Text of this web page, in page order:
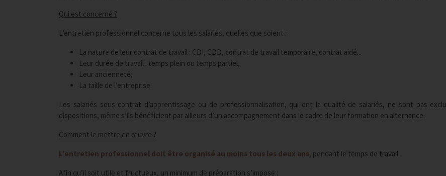
Qui est concerné ?
L’entretien professionnel concerne tous les salariés, quelles que soient :
La nature de leur contrat de travail : CDI, CDD, contrat de travail temporaire, contrat aidé...
Leur durée de travail : temps plein ou temps partiel,
Leur ancienneté,
La taille de l’entreprise.
Les salariés sous contrat d’apprentissage ou de professionnalisation, qui ont la qualité de salariés, ne sont pas
dispositions, même s’ils bénéficient par ailleurs d’un accompagnement dans le cadre de leur formation en alternance.
Comment le mettre en œuvre ?
L’entretien professionnel doit être organisé au moins tous les deux ans, pendant le temps de travail.
Afin qu’il soit utile et fructueux, un minimum de préparation s’impose :